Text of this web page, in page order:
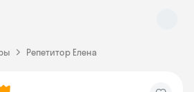
Репетитор Елена